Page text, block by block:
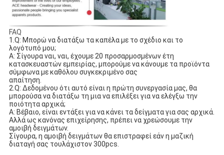
FAQ
1.Q: Μπορώ να διατάξω τα καπέλα με το σχέδιο και το
λογότυπό μου;
Α: Σίγουρα ναι, ναι, έχουμε 20 προσαρμοσμένων έτη
κατασκευαστών εμπειρίας, μπορούμε να κάνουμε τα προϊόντα
σύμφωνα με καθόλου συγκεκριμένο σας
απαίτηση.
2.Q: Δεδομένου ότι αυτό είναι η πρώτη συνεργασία μας, θα
μπορούσα να διατάξω τη μια να επιλέξει για να ελέγξω την
ποιότητα αρχικά;
Α: Βέβαιο, είναι εντάξει για να κάνει τα δείγματα για σας αρχικά.
Αλλά ως κανόνας επιχείρησης, πρέπει να χρεώσουμε την
αμοιβή δειγμάτων.
Σίγουρα, η αμοιβή δειγμάτων θα επιστραφεί εάν η μαζική
διαταγή σας τουλάχιστον 300pcs.